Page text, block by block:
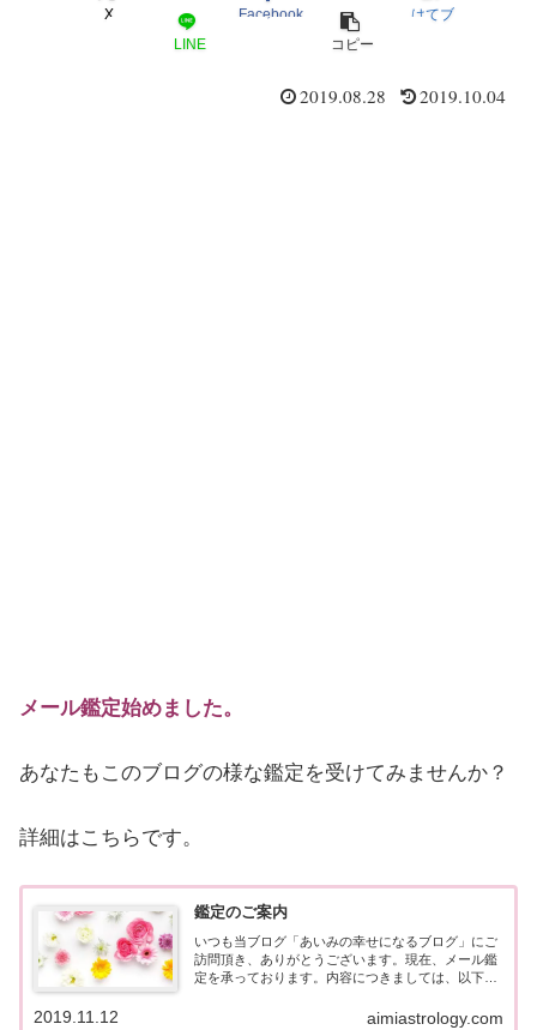
X Facebook
はてブ
LINE
コピー
2019.08.28 2019.10.04
メール鑑定始めました。
あなたもこのブログの様な鑑定を受けてみませんか？
詳細はこちらです。
鑑定のご案内
いつも当ブログ「あいみの幸せになるブログ」にご
訪問頂き、ありがとうございます。現在、メール鑑
定を承っております。内容につきましては、以下の
りまして、鑑定お届けまで通常よりお待たせしてし
aimiastrology.com
2019.11.12